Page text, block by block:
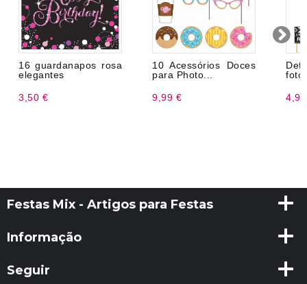
16 guardanapos rosa
elegantes
3,50 €
10 Acessórios Doces
para Photo...
9,99 €
Festas Mix - Artigos para Festas
Informação
Seguir